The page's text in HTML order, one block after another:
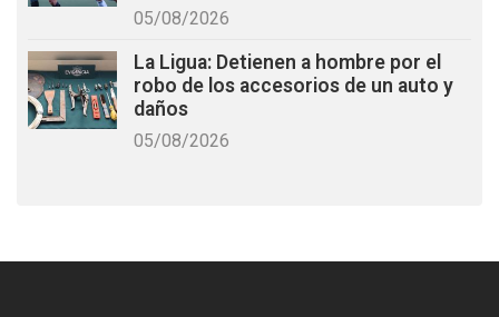
05/08/2026
La Ligua: Detienen a hombre por el
robo de los accesorios de un auto y
daños
05/08/2026